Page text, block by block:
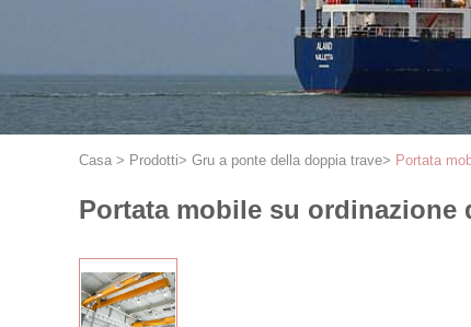
Casa > Prodotti> Gru a ponte della doppia trave> Portata
Portata mobile su ordinazione